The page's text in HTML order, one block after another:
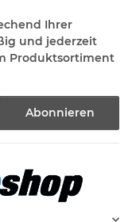
Ihrer
und jederzeit
Produktsortiment
Abonnieren